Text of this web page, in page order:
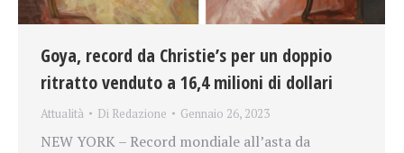
Goya, record da Christie’s per un doppio
ritratto venduto a 16,4 milioni di dollari
Attualità Di Redazione Gennaio 26, 2023
NEW YORK – Record mondiale all’asta da